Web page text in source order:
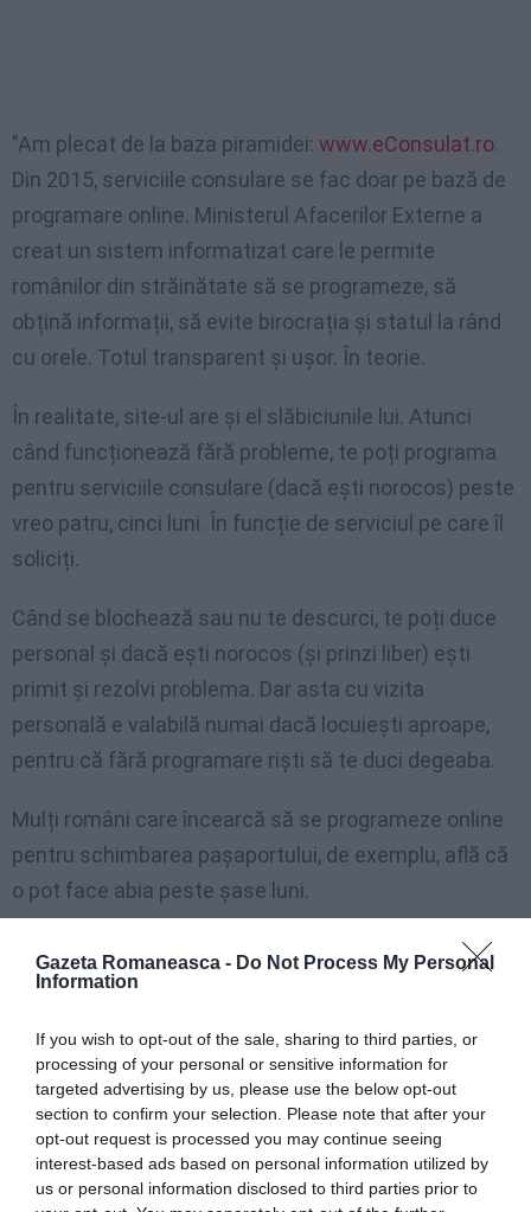
Gazeta Romaneasca - Do Not Process My Personal
Information
If you wish to opt-out of the sale, sharing to third parties, or
processing of your personal or sensitive information for
targeted advertising by us, please use the below opt-out
section to confirm your selection. Please note that after your
opt-out request is processed you may continue seeing
interest-based ads based on personal information utilized by
us or personal information disclosed to third parties prior to
”Am plecat de la baza piramidei: www.eConsulat.ro.
Din 2015, serviciile consulare se fac doar pe bază de
programare online. Ministerul Afacerilor Externe a
creat un sistem informatizat care le permite
românilor din străinătate să se programeze, să
obțină informații, să evite birocrația și statul la rând
cu orele. Totul transparent și ușor. În teorie.
În realitate, site-ul are și el slăbiciunile lui. Atunci
când funcționează fără probleme, te poți programa
pentru serviciile consulare (dacă ești norocos) peste
vreo patru, cinci luni. În funcție de serviciul pe care îl
soliciți.
Când se blochează sau nu te descurci, te poți duce
personal și dacă ești norocos (și prinzi liber) ești
primit și rezolvi problema. Dar asta cu vizita
personală e valabilă numai dacă locuiești aproape,
pentru că fără programare riști să te duci degeaba.
Mulți români care încearcă să se programeze online
pentru schimbarea pașaportului, de exemplu, află că
o pot face abia peste șase luni.
Salvatorii situației sunt mai mereu intermediarii care
fentează sistemul. Cu ei, totul se poate rezolva în
chiar în aceeași zi.
Asta se întâmplă pentru că de acest site s-au legat
metodele gândite de o rețea de (aparent, așa se
recomandă ei) avocați, consilieri legali și traducători.